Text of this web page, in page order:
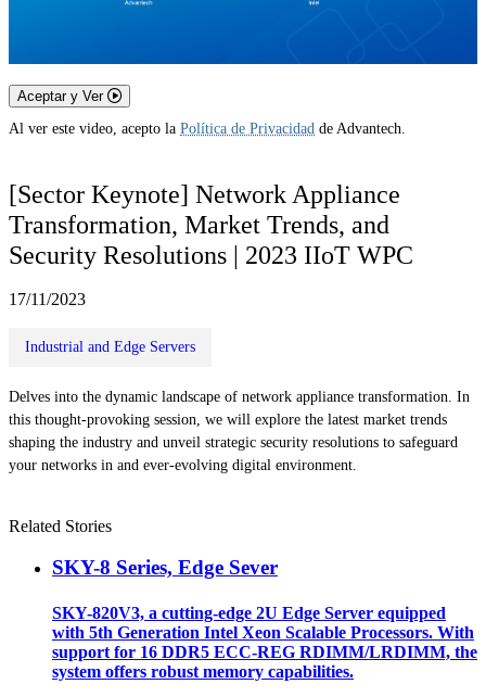
Aceptar y Ver
Al ver este video, acepto la Política de Privacidad de Advantech.
[Sector Keynote] Network Appliance
Transformation, Market Trends, and
Security Resolutions | 2023 IIoT WPC
17/11/2023
Industrial and Edge Servers
Delves into the dynamic landscape of network appliance transformation. In
this thought-provoking session, we will explore the latest market trends
shaping the industry and unveil strategic security resolutions to safeguard
your networks in and ever-evolving digital environment.
Related Stories
SKY-8 Series, Edge Sever
SKY-820V3, a cutting-edge 2U Edge Server equipped
with 5th Generation Intel Xeon Scalable Processors. With
support for 16 DDR5 ECC-REG RDIMM/LRDIMM, the
system offers robust memory capabilities.